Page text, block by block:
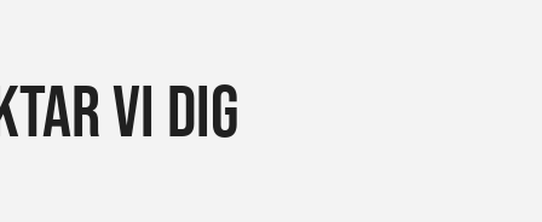
VI DIG